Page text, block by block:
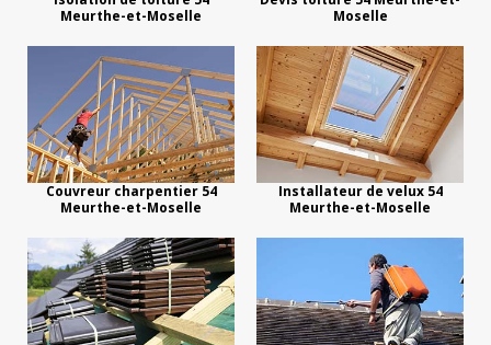
Meurthe-et-Moselle
Moselle
Couvreur charpentier 54
Meurthe-et-Moselle
Installateur de velux 54
Meurthe-et-Moselle